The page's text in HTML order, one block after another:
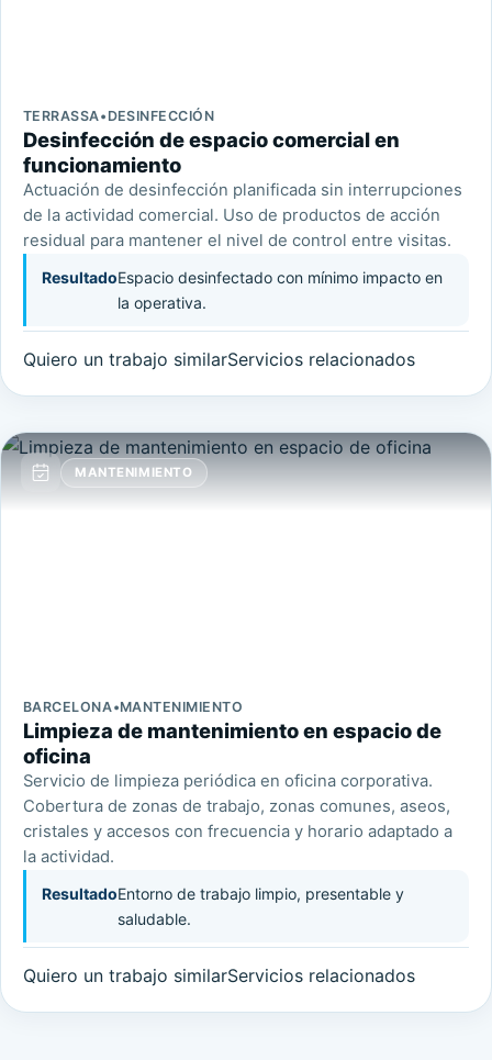
TERRASSA• DESINFECCIÓN
Desinfección de espacio comercial en
funcionamiento
Actuación de desinfección planificada sin interrupciones
de la actividad comercial. Uso de productos de acción
residual para mantener el nivel de control entre visitas.
ResultadoEspacio desinfectado con mínimo impacto en
la operativa.
Quiero un trabajo similarServicios relacionados
MANTENIMIENTO
BARCELONA•MANTENIMIENTO
Limpieza de mantenimiento en espacio de
oficina
Servicio de limpieza periódica en oficina corporativa.
Cobertura de zonas de trabajo, zonas comunes, aseos,
cristales y accesos con frecuencia y horario adaptado a
la actividad.
ResultadoEntorno de trabajo limpio, presentable y
saludable.
Quiero un trabajo similarServicios relacionados